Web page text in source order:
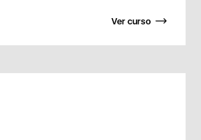
Ver curso